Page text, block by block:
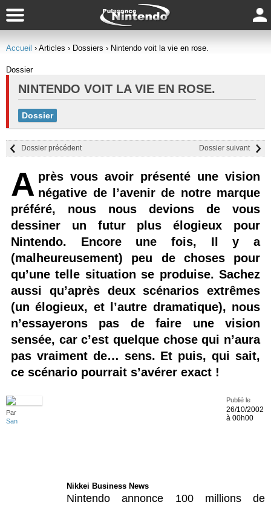
Accueil › Articles › Dossiers › Nintendo voit la vie en rose.
Dossier
NINTENDO VOIT LA VIE EN ROSE.
Dossier
Dossier suivant
Dossier précédent
A près vous avoir présenté une vision
négative de l’avenir de notre marque
préféré, nous nous devions de vous
dessiner un futur plus élogieux pour
Nintendo. Encore une fois, Il y a
(malheureusement) peu de choses pour
qu’une telle situation se produise. Sachez
aussi qu’après deux scénarios extrêmes
(un élogieux, et l’autre dramatique), nous
n’essayerons pas de faire une vision
sensée, car c’est quelque chose qui n’aura
pas vraiment de… sens. Et puis, qui sait,
ce scénario pourrait s’avérer exact !
Par
San
Publié le
26/10/2002
à 00h00
Nikkei Business News
Nintendo annonce 100 millions de